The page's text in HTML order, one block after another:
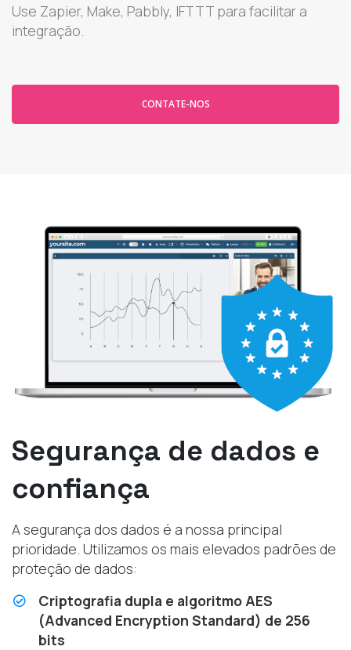
Use Zapier, Make, Pabbly, IFTTT para facilitar a
integração.
CONTATE-NOS
Segurança de dados e
confiança
A segurança dos dados é a nossa principal
prioridade. Utilizamos os mais elevados padrões de
proteção de dados:
Criptografia dupla e algoritmo AES
(Advanced Encryption Standard) de 256
bits